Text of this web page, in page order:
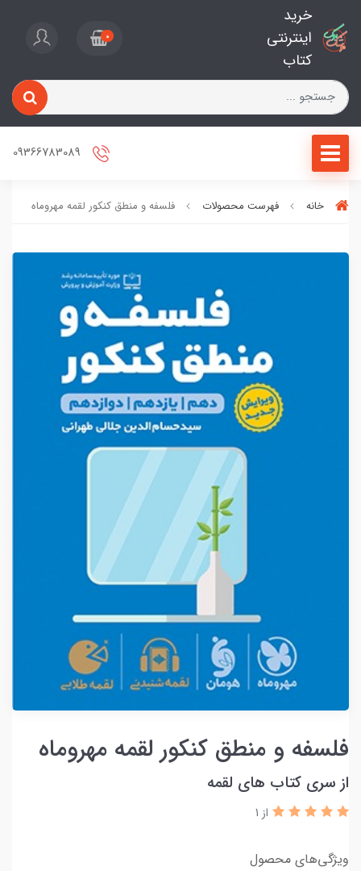
خرید
اینترنتی
کتاب
0
خانه فهرست محصولات فلسفه و منطق کنکور لقمه مهروماه
فلسفه و منطق کنکور لقمه مهروماه
از سری کتاب های لقمه
از 1
ویژگی‌های محصول